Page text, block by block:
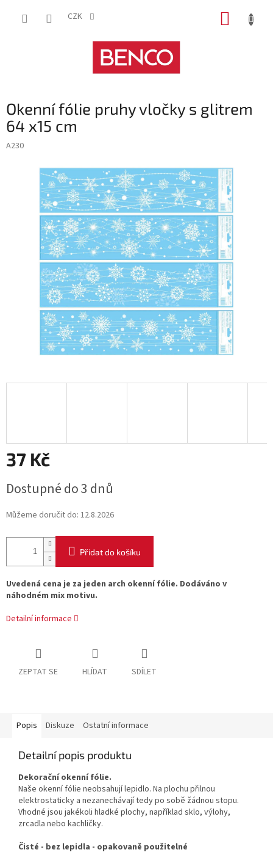
CZK
Okenní fólie pruhy vločky s glitrem
64 x15 cm
A230
37 Kč
cena:
Dostupné do 3 dnů
Můžeme doručit do: 12.8.2026
Přidat do košíku
Uvedená cena je za jeden arch okenní fólie. Dodáváno v
náhodném mix motivu.
Detailní informace
ZEPTAT SE HLÍDAT SDÍLET
Popis Diskuze Ostatní informace
Detailní popis produktu
Dekorační okenní fólie.
Naše okenní fólie neobsahují lepidlo. Na plochu přilnou
elektrostaticky a nezanechávají tedy po sobě žádnou stopu.
Vhodné jsou jakékoli hladké plochy, například sklo, výlohy,
zrcadla nebo kachličky.
Čisté - bez lepidla - opakovaně použitelné